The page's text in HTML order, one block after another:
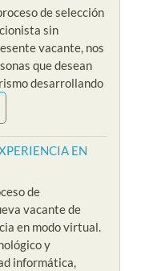
de selección
sin
vacante, nos
que desean
desarrollando
EN
de
vacante de
en modo virtual.
y
informática,